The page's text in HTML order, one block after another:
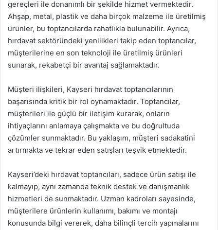
gereçleri ile donanımlı bir şekilde hizmet vermektedir.
Ahşap, metal, plastik ve daha birçok malzeme ile üretilmiş
ürünler, bu toptancılarda rahatlıkla bulunabilir. Ayrıca,
hırdavat sektöründeki yenilikleri takip eden toptancılar,
müşterilerine en son teknoloji ile üretilmiş ürünleri
sunarak, rekabetçi bir avantaj sağlamaktadır.
Müşteri ilişkileri, Kayseri hırdavat toptancılarının
başarısında kritik bir rol oynamaktadır. Toptancılar,
müşterileri ile güçlü bir iletişim kurarak, onların
ihtiyaçlarını anlamaya çalışmakta ve bu doğrultuda
çözümler sunmaktadır. Bu yaklaşım, müşteri sadakatini
artırmakta ve tekrar eden satışları teşvik etmektedir.
Kayseri’deki hırdavat toptancıları, sadece ürün satışı ile
kalmayıp, aynı zamanda teknik destek ve danışmanlık
hizmetleri de sunmaktadır. Uzman kadroları sayesinde,
müşterilere ürünlerin kullanımı, bakımı ve montajı
konusunda bilgi vererek, daha bilinçli tercih yapmalarını